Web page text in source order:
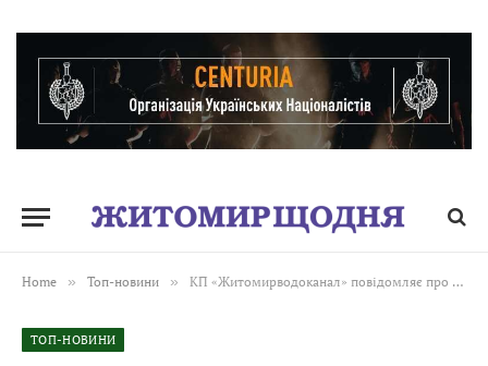
Home » Топ-новини » КП «Житомирводоканал» повідомляє про призупинення водопостачання
ТОП-НОВИНИ